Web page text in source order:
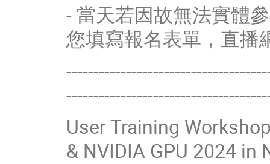
- 當天若因故無法實體
您填寫報名表單，直播
User Training
& NVIDIA GPU 2024 in